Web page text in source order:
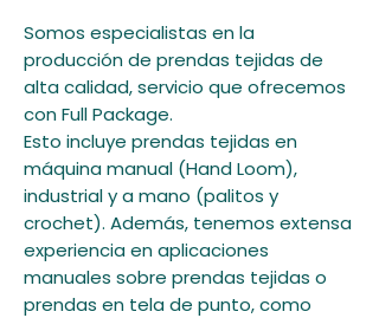
Somos especialistas en la
producción de prendas tejidas de
alta calidad, servicio que ofrecemos
con Full Package.
Esto incluye prendas tejidas en
máquina manual (Hand Loom),
industrial y a mano (palitos y
crochet). Además, tenemos extensa
experiencia en aplicaciones
manuales sobre prendas tejidas o
prendas en tela de punto, como